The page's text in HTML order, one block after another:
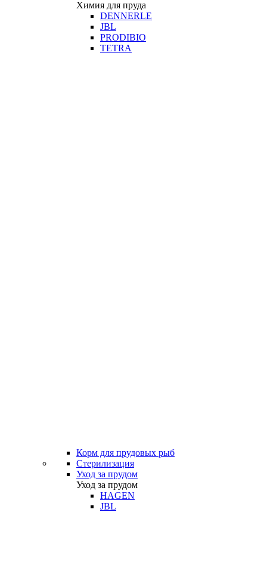
Химия для пруда
DENNERLE
JBL
PRODIBIO
TETRA
Корм для прудовых рыб
Стерилизация
Уход за прудом
Уход за прудом
HAGEN
JBL